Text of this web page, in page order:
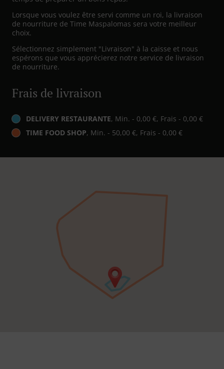
Lorsque vous voulez être servi comme un roi, la livraison
de nourriture de Time Maspalomas sera votre meilleur
choix.
Sélectionnez simplement "Livraison" à la caisse et nous
espérons que vous apprécierez notre service de livraison
de nourriture.
Frais de livraison
DELIVERY RESTAURANTE, Min. - 0,00 €, Frais - 0,00 €
TIME FOOD SHOP, Min. - 50,00 €, Frais - 0,00 €